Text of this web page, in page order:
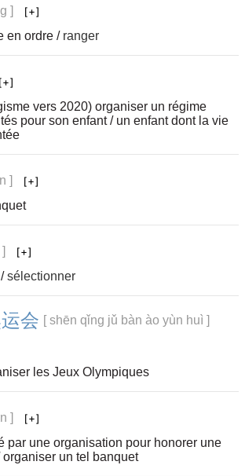
]
en ordre / ranger
vers 2020) organiser un régime
pour son enfant / un enfant dont la vie
]
/sélectionner
运会 [ shēn qǐng jǔ bàn ào yùn huì ]
les Jeux Olympiques
]
par une organisation pour honorer une
un tel banquet